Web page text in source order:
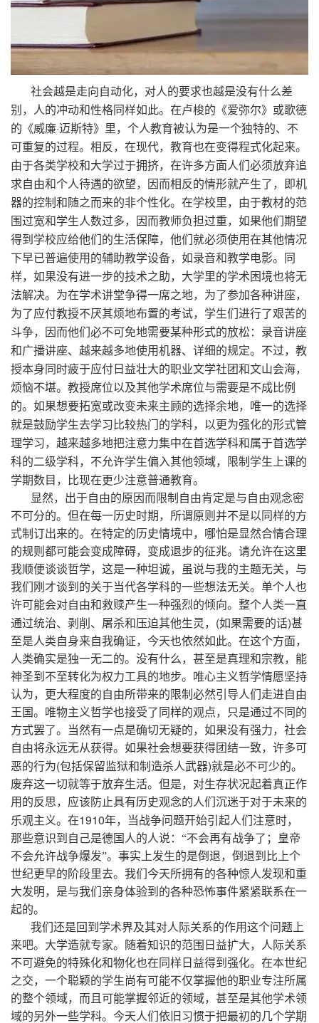
社会越是走向自动化，对人的要求也越是没有什么差
别，人的冲动和性格同样如此。在卢梭的《爱弥尔》或歌德
的《威廉·迈斯特》里，个人教育被认为是一个独特的、不
可重复的过程。相反，在现代，教育也在变得程式化起来。
由于各类学校和大学过于拥挤，在许多方面人们必须放弃追
求自由和个人待遇的欲望，因而相反的情形就产生了，即机
器的控制和随之而来的非个性化。在学校里，由于教材的范
围过宽和学生人数过多，因而教师负担过重，如果他们期望
得到学校应给他们的生活保障，他们就必须使用在其他情况
下早已普遍使用的辅助教学设备，如录音和教学电影。同
样，如果没有进一步的技术之助，大学里的学术困境也将无
法解决。为在学术讲堂争得一席之地，为了参加各种讲座，
为了应付教授不厌其烦地布置的考试，学生们进行了艰苦的
斗争，因而他们必不可免地需要某种形式的放松：录音讲座
和广播讲座、越来越多地使用机器、详细的规定。不过，教
授本身同时疲于应付日益壮大的职业文学社团和文山会海，
烦恼不堪。教授席位以及其他学术席位与需要是不成比例
的。如果想要拓宽或改变未来主顾的选择余地，唯一的选择
就是鼓励学生去学习比较热门的学科，以更为强化的形式管
理学习，越来越多地把注意力集中在首选学科和属于首选学
科的二级学科，不允许学生偏入其他领域，限制学生上课的
学期数目，比现在更少注意普通教育。
显然，出于自由的原因而限制自由肯定是与自由观念密
不可分的。但在每一历史时期，所谓原则并不是以同样的方
式制订出来的。在特定的历史情境中，哪怕是显然合情合理
的规则都可能会变成障碍，变成退步的征兆。请允许在这里
我顺便谈谈哲学，这是一种坦诚，虽说与我的主题无关，与
我们刚才谈到的关于当代各学科的一些想法无关。单个人也
许可能会对自由和救赎产生一种强烈的倾向。整个人类一直
通过统治、剥削、屠杀和压迫其他生灵， (如果需要的话)甚
至是人类自身来自我确证，今天也依然如此。在这个方面，
人类确实是独一无二的。没有什么，甚至是真理和宗教，能
神圣到不至转化为权力工具的地步。唯心主义哲学情愿坚持
认为，更大程度的自由所带来的限制必然引导人们走进自由
王国。唯物主义哲学也接受了同样的观点，只是通过不同的
方式罢了。当然有一点是确切无疑的，如果没有强力，社会
自由将永远无从获得。如果社会想要获得团结一致，许多可
恶的行为(包括保留监狱和制造杀人武器)就是必不可少的。
废弃这一切就等于放弃生活。但是，对生存状况起着真正作
用的反思，应该防止具有历史观念的人们沉迷于对于未来的
乐观主义。在1910年，当战争问题开始引起人们注意时，
那些意识到自己是德国人的人说：“不会再有战争了；皇帝
不会允许战争爆发”。事实上发生的是倒退，倒退到比上个
世纪更早的阶段里去。我们今天所拥有的各种惊人发现和重
大发明，是与我们亲身体验到的各种恐怖事件紧紧联系在一
起的。
我们还是回到学术界及其对人际关系的作用这个问题上
来吧。大学造就专家。随着知识的范围日益扩大，人际关系
不可避免的特殊化和物化也在同样日益得到强化。在本世纪
之交，一个聪颖的学生尚有可能不仅掌握他的职业专注所属
的整个领域，而且可能掌握邻近的领域，甚至是其他学术领
域的另外一些学科。今天人们依旧习惯于把最初的几个学期